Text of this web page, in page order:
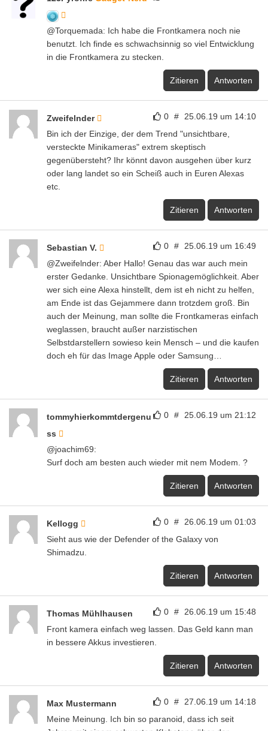
@Torquemada: Ich habe die Frontkamera noch nie
benutzt. Ich finde es schwachsinnig so viel Entwicklung
in die Frontkamera zu stecken.
Zitieren Antworten
0 # 25.06.19 um 14:10
Zweifelnder
Bin ich der Einzige, der dem Trend "unsichtbare,
versteckte Minikameras" extrem skeptisch
gegenübersteht? Ihr könnt davon ausgehen über kurz
oder lang landet so ein Scheiß auch in Euren Alexas
etc.
Zitieren Antworten
0 # 25.06.19 um 16:49
Sebastian V.
@Zweifelnder: Aber Hallo! Genau das war auch mein
erster Gedanke. Unsichtbare Spionagemöglichkeit. Aber
wer sich eine Alexa hinstellt, dem ist eh nicht zu helfen,
am Ende ist das Gejammere dann trotzdem groß. Bin
auch der Meinung, man sollte die Frontkameras einfach
weglassen, braucht außer narzistischen
Selbstdarstellern sowieso kein Mensch – und die kaufen
doch eh für das Image Apple oder Samsung…
Zitieren Antworten
0 # 25.06.19 um 21:12
tommyhierkommtdergenu
ss
@joachim69:
Surf doch am besten auch wieder mit nem Modem. ?
Zitieren Antworten
0 # 26.06.19 um 01:03
Kellogg
Sieht aus wie der Defender of the Galaxy von
Shimadzu.
Zitieren Antworten
0 # 26.06.19 um 15:48
Thomas Mühlhausen
Front kamera einfach weg lassen. Das Geld kann man
in bessere Akkus investieren.
Zitieren Antworten
0 # 27.06.19 um 14:18
Max Mustermann
Meine Meinung. Ich bin so paranoid, dass ich seit